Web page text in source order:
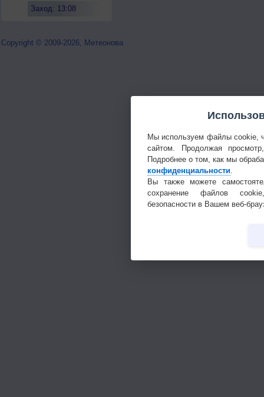
Заход: 13:08
Copyright © 2009-2026, Метеонова
Мы используем файлы cookie,
сайтом. Продолжая
Подробнее о том, как мы
конфиденциальности
Вы также можете
сохранение файлов
безопасности в Вашем веб-